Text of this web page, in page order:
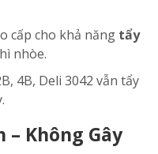
cấp cho khả năng tẩy
nhòe.
4B, Deli 3042 vẫn tẩy
– Không Gây